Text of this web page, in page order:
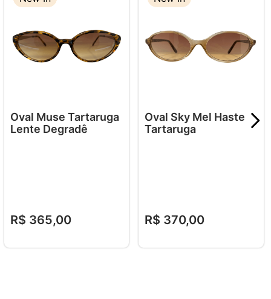
Oval Muse Tartaruga
Lente Degradê
R$ 365,00
Oval Sky Mel Haste
Tartaruga
R$ 370,00